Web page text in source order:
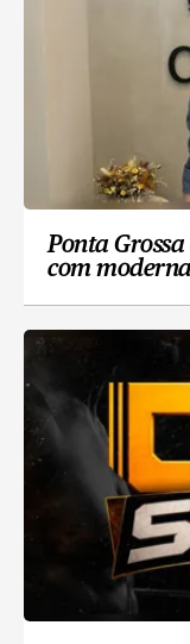
Ponta Grossa
com